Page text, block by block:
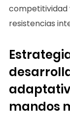
resistencias
mandos